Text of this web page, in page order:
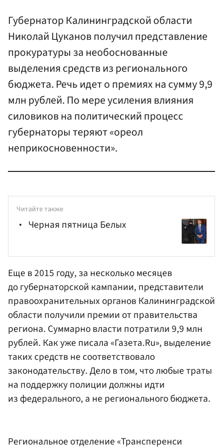
Губернатор Калининградской области
Николай Цуканов получил представление
прокуратуры за необоснованные
выделения средств из регионального
бюджета. Речь идет о премиях на сумму 9,9
млн рублей. По мере усиления влияния
силовиков на политический процесс
губернаторы теряют «ореол
неприкосновенности».
Читайте также
Черная пятница Белых
Еще в 2015 году, за несколько месяцев
до губернаторской кампании, представители
правоохранительных органов Калининградской
области получили премии от правительства
региона. Суммарно власти потратили 9,9 млн
рублей. Как уже писала «Газета.Ru», выделение
таких средств не соответствовало
законодательству. Дело в том, что любые траты
на поддержку полиции должны идти
из федерального, а не регионального бюджета.
Региональное отделение «Трансперенси